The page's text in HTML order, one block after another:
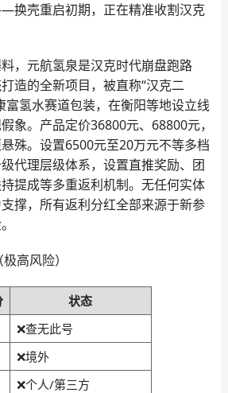
换壳重启初期，正在精准收割汉克
，元航氢泉是汉克时代崩盘跑路
造的全新项目，被直称“汉克二
富氢水赛道包装，在衡阳等地设立线
象。产品定价36800元、68800元，
殊。设置6500元至20万元不等多档
代理层级体系，设置直推奖励、团
提成等多重返利机制。无任何实体
撑，所有返利分红全部来源于新参
高风险）
状态
❌查无此号
❌境外
❌个人/第三方